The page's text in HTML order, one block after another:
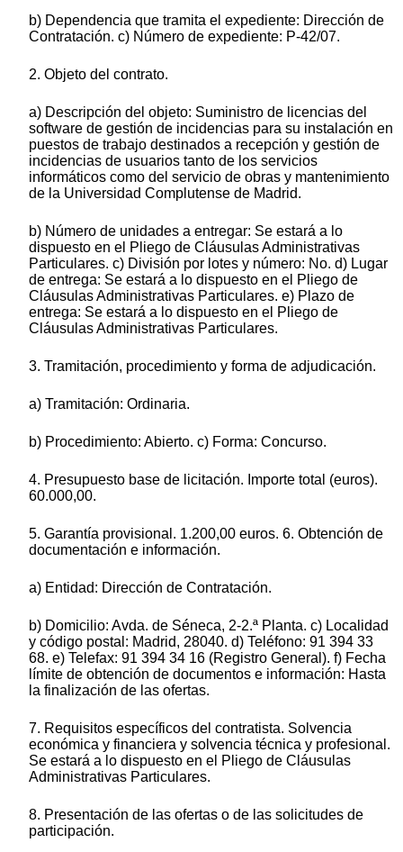
b) Dependencia que tramita el expediente: Dirección de
Contratación. c) Número de expediente: P-42/07.
2. Objeto del contrato.
a) Descripción del objeto: Suministro de licencias del
software de gestión de incidencias para su instalación en
puestos de trabajo destinados a recepción y gestión de
incidencias de usuarios tanto de los servicios
informáticos como del servicio de obras y mantenimiento
de la Universidad Complutense de Madrid.
b) Número de unidades a entregar: Se estará a lo
dispuesto en el Pliego de Cláusulas Administrativas
Particulares. c) División por lotes y número: No. d) Lugar
de entrega: Se estará a lo dispuesto en el Pliego de
Cláusulas Administrativas Particulares. e) Plazo de
entrega: Se estará a lo dispuesto en el Pliego de
Cláusulas Administrativas Particulares.
3. Tramitación, procedimiento y forma de adjudicación.
a) Tramitación: Ordinaria.
b) Procedimiento: Abierto. c) Forma: Concurso.
4. Presupuesto base de licitación. Importe total (euros).
60.000,00.
5. Garantía provisional. 1.200,00 euros. 6. Obtención de
documentación e información.
a) Entidad: Dirección de Contratación.
b) Domicilio: Avda. de Séneca, 2-2.ª Planta. c) Localidad
y código postal: Madrid, 28040. d) Teléfono: 91 394 33
68. e) Telefax: 91 394 34 16 (Registro General). f) Fecha
límite de obtención de documentos e información: Hasta
la finalización de las ofertas.
7. Requisitos específicos del contratista. Solvencia
económica y financiera y solvencia técnica y profesional.
Se estará a lo dispuesto en el Pliego de Cláusulas
Administrativas Particulares.
8. Presentación de las ofertas o de las solicitudes de
participación.